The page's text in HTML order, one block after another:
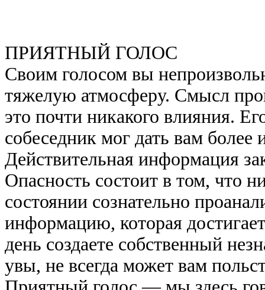
ПРИЯТНЫЙ ГОЛОС
Своим голосом вы
тяжелую атмосферу. Смысл
это почти никакого влияния.
собеседник мог дать вам
Действительная информация
Опасность состоит в том, что
состоянии сознательно
информацию, которая
день создаете собственный
увы, не всегда мо­жет вам